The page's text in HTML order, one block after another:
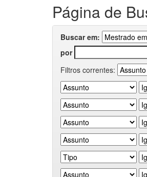
Página de
Buscar em:
por
Filtros correntes: